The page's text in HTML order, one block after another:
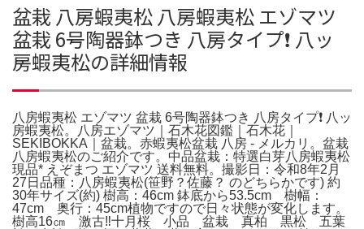
盆栽 八房蝦夷松 八房蝦夷松 エゾマツ
盆栽 6号陶器鉢つき 八房タイプ❗ 八ッ
房蝦夷松の詳細情報
八房蝦夷松 エゾマツ 盆栽 6号陶器鉢つき 八房タイプ❗ 八ッ
房蝦夷松。八房エゾマツ｜石木花図鑑｜石木花｜
SEKIBOKKA｜盆栽。赤蝦夷松盆栽 八房 - メルカリ。盆栽
八房蝦夷松のご紹介です。中品盆栽：特選白芽八房蝦夷松
現品* えぞまつ エゾマツ 送料無料。撮影日：令和8年2月
27日品種：八房蝦夷松(笹野？佐藤？ のどちらかです) 約
30年サイズ(約) 樹高：46cm 鉢底から53.5cm 樹幅：
47cm 奥行：45cm植物ですので日々状態が変化します。
樹高16㎝ 激古‼︎十月桜 小品 盆栽 真柏 黒松 五葉